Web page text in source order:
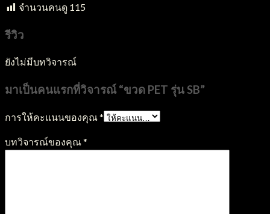
จำนวนคนดู 115
รีวิว
ยังไม่มีบทวิจารณ์
มาเป็นคนแรกที่วิจารณ์ “ขวด PET รุ่น SB”
การให้คะแนนของคุณ*
บทวิจารณ์ของคุณ*